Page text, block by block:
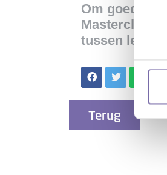
Om goed te
Masterclass
tussen
Terug